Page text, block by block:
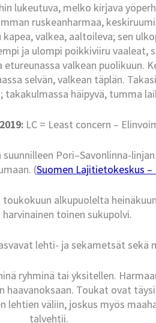
lukeutuva, melko kirjava
ruskeanharmaa,
valkea, aaltoileva; sen
ja ulompi poikkiviiru vaaleat,
valkean puolikuun.
selvän, valkean täplän.
takakulmassa häipyvä, tumma
LC = Least concern –
Pori–Savonlinna-
(Suomen Lajitietokeskus –
alkupuolelta
toinen sukupolvi.
lehti- ja sekametsät sekä
ryhminä tai yksitellen.
haavanoksaan. Toukat ovat
väliin, joskus myös
talvehtii.